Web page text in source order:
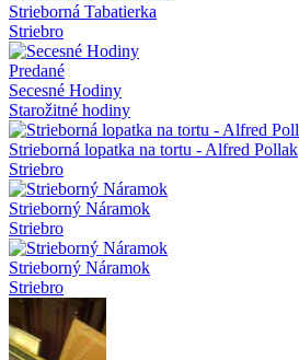
Strieborná Tabatierka
Striebro
Predané
Secesné Hodiny
Starožitné hodiny
Strieborná lopatka na tortu - Alfred Pollak
Striebro
Strieborný Náramok
Striebro
Strieborný Náramok
Striebro